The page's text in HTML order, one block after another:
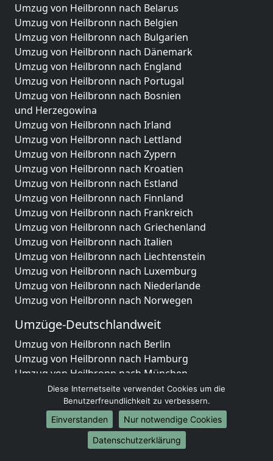
Umzug von Heilbronn nach Belarus
Umzug von Heilbronn nach Belgien
Umzug von Heilbronn nach Bulgarien
Umzug von Heilbronn nach Dänemark
Umzug von Heilbronn nach England
Umzug von Heilbronn nach Portugal
Umzug von Heilbronn nach Bosnien
und Herzegowina
Umzug von Heilbronn nach Irland
Umzug von Heilbronn nach Lettland
Umzug von Heilbronn nach Zypern
Umzug von Heilbronn nach Kroatien
Umzug von Heilbronn nach Estland
Umzug von Heilbronn nach Finnland
Umzug von Heilbronn nach Frankreich
Umzug von Heilbronn nach Griechenland
Umzug von Heilbronn nach Italien
Umzug von Heilbronn nach Liechtenstein
Umzug von Heilbronn nach Luxemburg
Umzug von Heilbronn nach Niederlande
Umzug von Heilbronn nach Norwegen
Umzüge-Deutschlandweit
Umzug von Heilbronn nach Berlin
Umzug von Heilbronn nach Hamburg
Umzug von Heilbronn nach München
Umzug von Heilbronn nach Köln
Umzug von Heilbronn nach Frankfurt am Main
Umzug von Heilbronn nach Stuttgart
Umzug von Heilbronn nach Düsseldorf
Umzug von Heilbronn nach Leipzig
Diese Internetseite verwendet Cookies um die
Benutzerfreundlichkeit zu verbessern.
Einverstanden
Nur notwendige Cookies
Datenschutzerklärung